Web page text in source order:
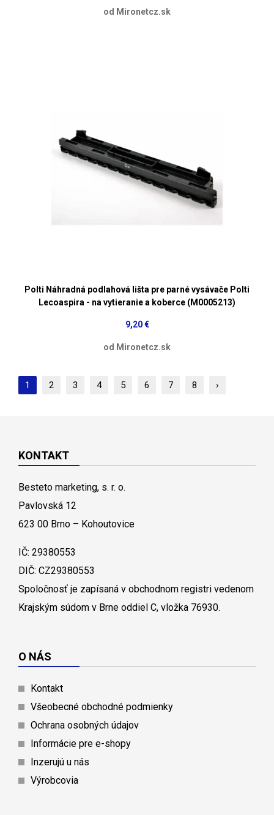
od Mironetcz.sk
Polti Náhradná podlahová lišta pre parné vysávače Polti
Lecoaspira - na vytieranie a koberce (M0005213)
9,20 €
od Mironetcz.sk
1 2 3 4 5 6 7 8 ›
KONTAKT
Besteto marketing, s. r. o.
Pavlovská 12
623 00 Brno – Kohoutovice
IČ: 29380553
DIČ: CZ29380553
Spoločnosť je zapísaná v obchodnom registri vedenom
Krajským súdom v Brne oddiel C, vložka 76930.
O NÁS
Kontakt
Všeobecné obchodné podmienky
Ochrana osobných údajov
Informácie pre e-shopy
Inzerujú u nás
Výrobcovia